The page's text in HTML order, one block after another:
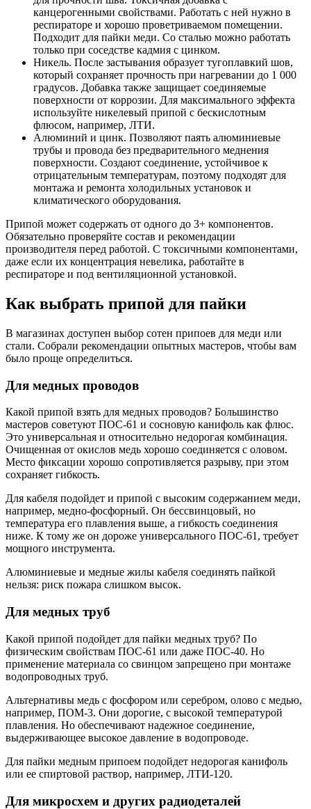
канцерогенными свойствами. Работать с ней нужно в
респираторе и хорошо проветриваемом помещении.
Подходит для пайки меди. Со сталью можно работать
только при соседстве кадмия с цинком.
Никель. После застывания образует тугоплавкий шов,
который сохраняет прочность при нагревании до 1 000
градусов. Добавка также защищает соединяемые
поверхности от коррозии. Для максимального эффекта
используйте никелевый припой с бескислотным
флюсом, например, ЛТИ.
Алюминий и цинк. Позволяют паять алюминиевые
трубы и провода без предварительного меднения
поверхности. Создают соединение, устойчивое к
отрицательным температурам, поэтому подходят для
монтажа и ремонта холодильных установок и
климатического оборудования.
Припой может содержать от одного до 3+ компонентов.
Обязательно проверяйте состав и рекомендации
производителя перед работой. С токсичными компонентами,
даже если их концентрация невелика, работайте в
респираторе и под вентиляционной установкой.
Как выбрать припой для пайки
В магазинах доступен выбор сотен припоев для меди или
стали. Собрали рекомендации опытных мастеров, чтобы вам
было проще определиться.
Для медных проводов
Какой припой взять для медных проводов? Большинство
мастеров советуют ПОС-61 и сосновую канифоль как флюс.
Это универсальная и относительно недорогая комбинация.
Очищенная от окислов медь хорошо соединяется с оловом.
Место фиксации хорошо сопротивляется разрыву, при этом
сохраняет гибкость.
Для кабеля подойдет и припой с высоким содержанием меди,
например, медно-фосфорный. Он бессвинцовый, но
температура его плавления выше, а гибкость соединения
ниже. К тому же он дороже универсального ПОС-61, требует
мощного инструмента.
Алюминиевые и медные жилы кабеля соединять пайкой
нельзя: риск пожара слишком высок.
Для медных труб
Какой припой подойдет для пайки медных труб? По
физическим свойствам ПОС-61 или даже ПОС-40. Но
применение материала со свинцом запрещено при монтаже
водопроводных труб.
Альтернативы медь с фосфором или серебром, олово с медью,
например, ПОМ-3. Они дорогие, с высокой температурой
плавления. Но обеспечивают надежное соединение,
выдерживающее высокое давление в водопроводе.
Для пайки медным припоем подойдет недорогая канифоль
или ее спиртовой раствор, например, ЛТИ-120.
Для микросхем и других радиодеталей